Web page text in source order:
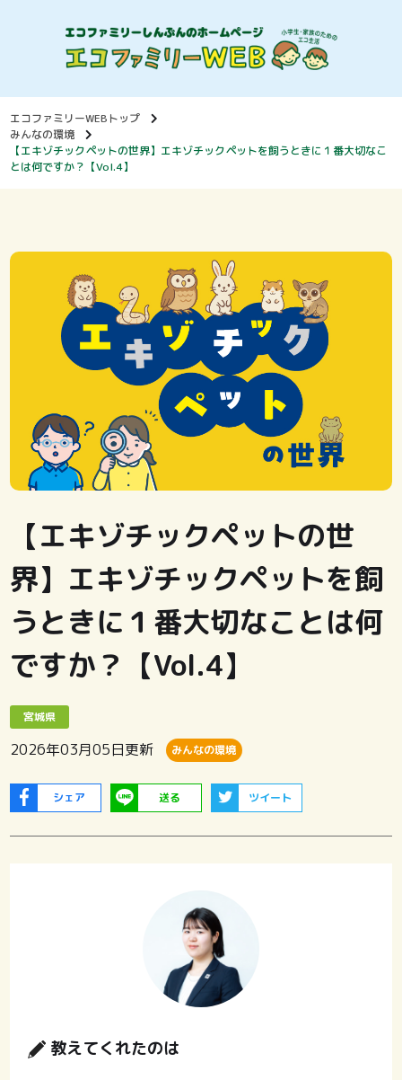
エコファミリーWEBトップ
みんなの環境
【エキゾチックペットの世界】エキゾチックペットを飼うときに１番大切なこ
とは何ですか？【Vol.4】
【エキゾチックペットの世
界】エキゾチックペットを飼
うときに１番大切なことは何
ですか？【Vol.4】
宮城県
2026年03月05日更新 みんなの環境
シェア 送る ツイート
教えてくれたのは